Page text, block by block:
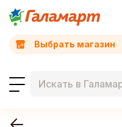
Выбрать магазин